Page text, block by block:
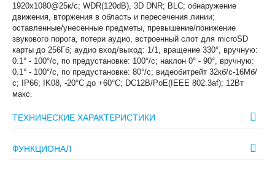
1920х1080@25к/с; WDR(120dB), 3D DNR; BLC; обнаружение
движения, вторжения в область и пересечения линии;
оставленные/унесенные предметы, превышение/понижение
звукового порога, потери аудио, встроенный слот для microSD
карты до 256Гб; аудио вход/выход: 1/1, вращение 330°, вручную:
0.1° - 100°/с, по предустановке: 100°/с; наклон 0° - 90°, вручную:
0.1° - 100°/с, по предустановке: 80°/с; видеобитрейт 32кб/с-16Мб/
с; IP66; IK08, -20°C до +60°C; DC12В/PoE(IEEE 802.3af); 12Вт
макс.
ТЕХНИЧЕСКИЕ ХАРАКТЕРИСТИКИ
ФУНКЦИОНАЛ